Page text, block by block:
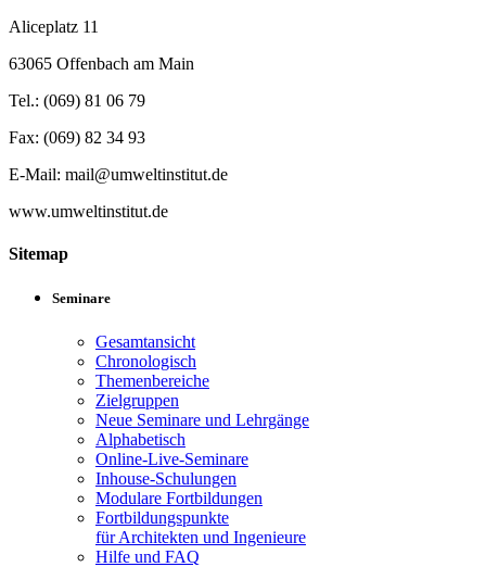
Aliceplatz 11
63065 Offenbach am Main
Tel.: (069) 81 06 79
Fax: (069) 82 34 93
E-Mail: mail@umweltinstitut.de
www.umweltinstitut.de
Sitemap
Seminare
Gesamtansicht
Chronologisch
Themenbereiche
Zielgruppen
Neue Seminare und Lehrgänge
Alphabetisch
Online-Live-Seminare
Inhouse-Schulungen
Modulare Fortbildungen
Fortbildungspunkte
für Architekten und Ingenieure
Hilfe und FAQ